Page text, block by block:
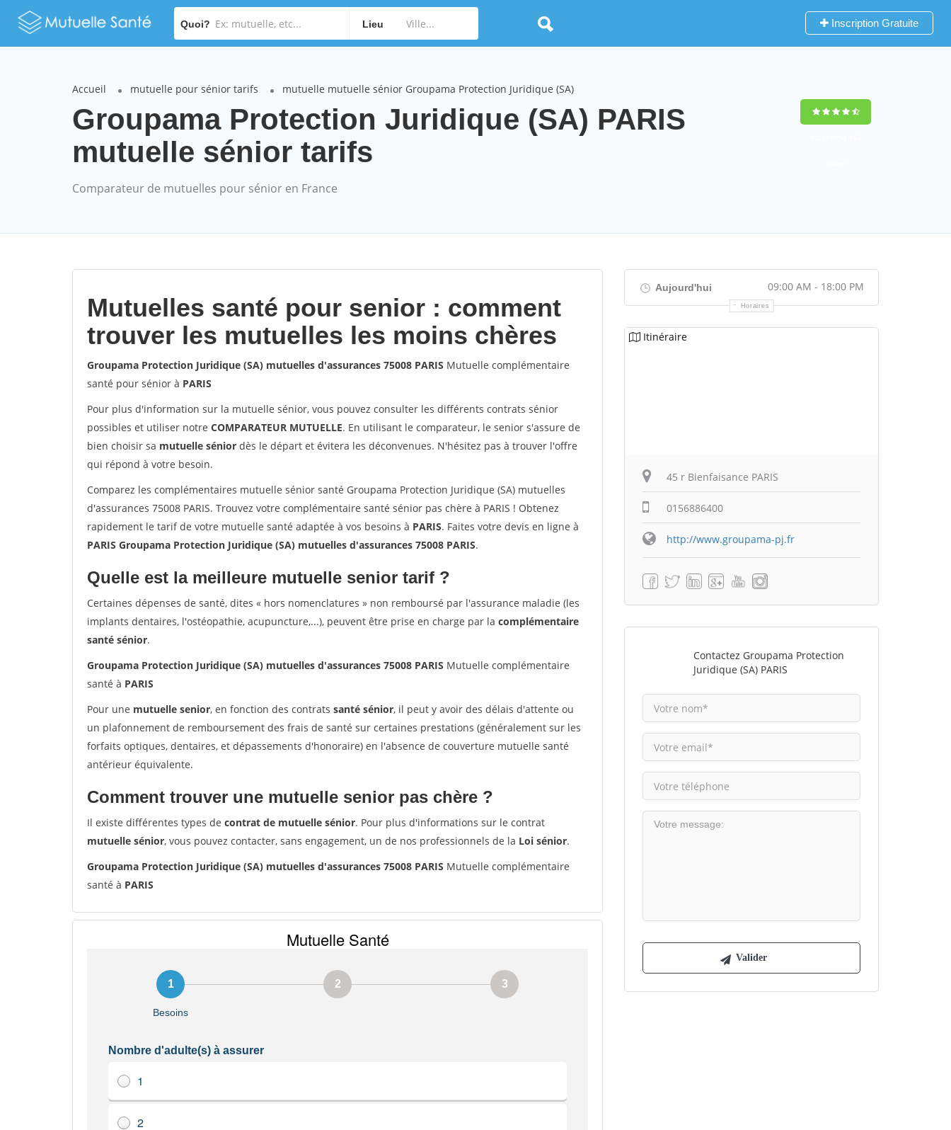
Quoi? Lieu Inscription Gratuite
Accueil mutuelle pour sénior tarifs mutuelle mutuelle sénior Groupama Protection Juridique (SA)
Groupama Protection Juridique (SA) PARIS
mutuelle sénior tarifs
Comparateur de mutuelles pour sénior en France
Mutuelles santé pour senior : comment
trouver les mutuelles les moins chères
Groupama Protection Juridique (SA) mutuelles d'assurances 75008 PARIS Mutuelle complémentaire
santé pour sénior à PARIS
Pour plus d'information sur la mutuelle sénior, vous pouvez consulter les différents contrats sénior
possibles et utiliser notre COMPARATEUR MUTUELLE. En utilisant le comparateur, le senior s'assure de
bien choisir sa mutuelle sénior dès le départ et évitera les déconvenues. N'hésitez pas à trouver l'offre
qui répond à votre besoin.
Comparez les complémentaires mutuelle sénior santé Groupama Protection Juridique (SA) mutuelles
d'assurances 75008 PARIS. Trouvez votre complémentaire santé sénior pas chère à PARIS ! Obtenez
rapidement le tarif de votre mutuelle santé adaptée à vos besoins à PARIS. Faites votre devis en ligne à
PARIS Groupama Protection Juridique (SA) mutuelles d'assurances 75008 PARIS.
Quelle est la meilleure mutuelle senior tarif ?
Certaines dépenses de santé, dites « hors nomenclatures » non remboursé par l'assurance maladie (les
implants dentaires, l'ostéopathie, acupuncture,...), peuvent être prise en charge par la complémentaire
santé sénior.
Groupama Protection Juridique (SA) mutuelles d'assurances 75008 PARIS Mutuelle complémentaire
santé à PARIS
Pour une mutuelle senior, en fonction des contrats santé sénior, il peut y avoir des délais d'attente ou
un plafonnement de remboursement des frais de santé sur certaines prestations (généralement sur les
forfaits optiques, dentaires, et dépassements d'honoraire) en l'absence de couverture mutuelle santé
antérieur équivalente.
Comment trouver une mutuelle senior pas chère ?
Il existe différentes types de contrat de mutuelle sénior. Pour plus d'informations sur le contrat
mutuelle sénior, vous pouvez contacter, sans engagement, un de nos professionnels de la Loi sénior.
Groupama Protection Juridique (SA) mutuelles d'assurances 75008 PARIS Mutuelle complémentaire
santé à PARIS
Aujourd'hui 09:00 AM - 18:00 PM
Horaires
Itinéraire
45 r Bienfaisance PARIS
0156886400
http://www.groupama-pj.fr
Contactez Groupama Protection
Juridique (SA) PARIS